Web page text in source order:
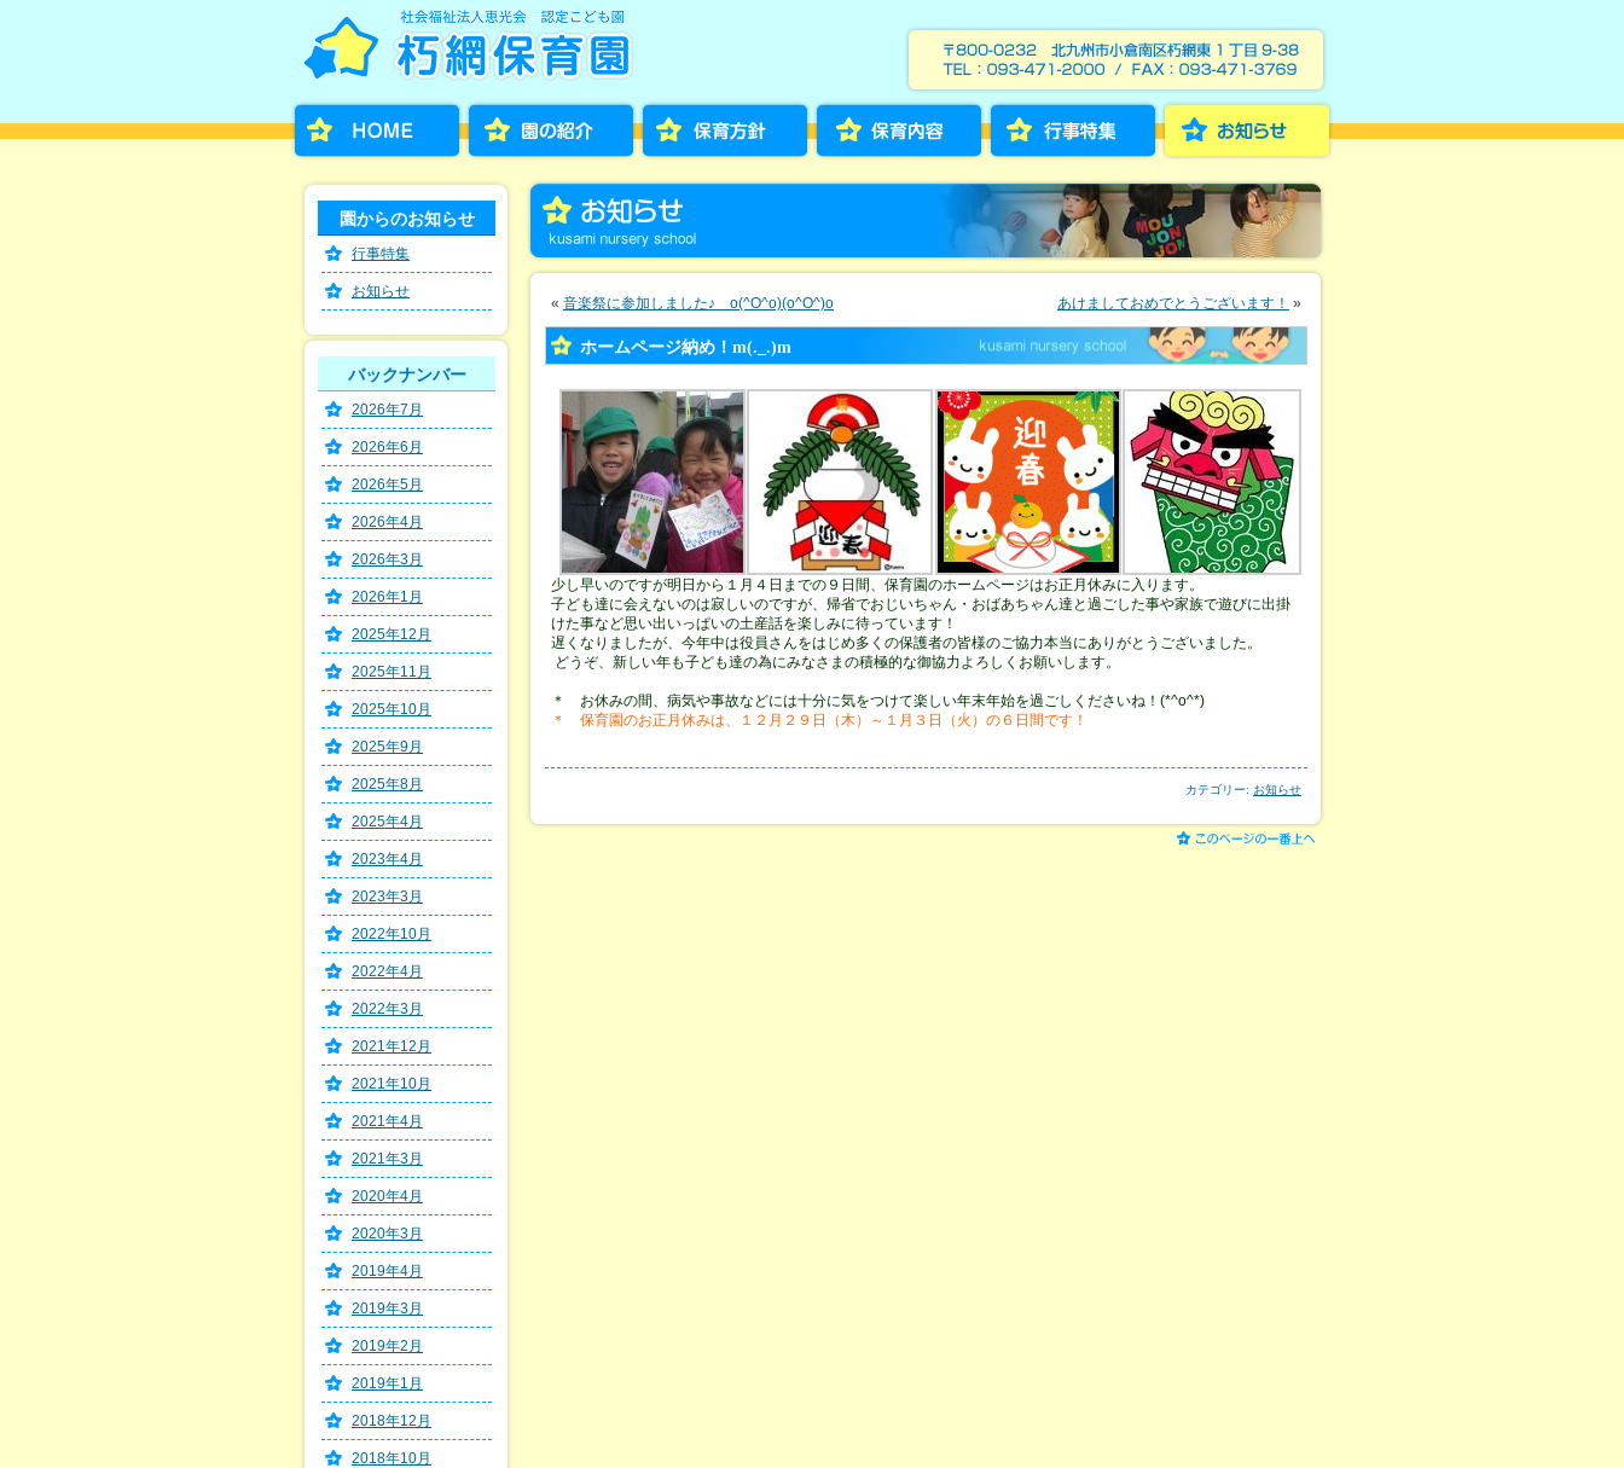
« 音楽祭に参加しました♪ o(^O^o)(o^O^)o あけましておめでとうございます！ »
ホームページ納め！m(._.)m
少し早いのですが明日から１月４日までの９日間、保育園のホームページはお正月休みに入ります。
子ども達に会えないのは寂しいのですが、帰省でおじいちゃん・おばあちゃん達と過ごした事や家族で遊びに出掛
けた事など思い出いっぱいの土産話を楽しみに待っています！
遅くなりましたが、今年中は役員さんをはじめ多くの保護者の皆様のご協力本当にありがとうございました。
どうぞ、新しい年も子ども達の為にみなさまの積極的な御協力よろしくお願いします。
＊ お休みの間、病気や事故などには十分に気をつけて楽しい年末年始を過ごしくださいね！(*^o^*)
＊ 保育園のお正月休みは、１２月２９日（木）～１月３日（火）の６日間です！
カテゴリー: お知らせ
園からのお知らせ
行事特集
お知らせ
バックナンバー
2026年7月
2026年6月
2026年5月
2026年4月
2026年3月
2026年1月
2025年12月
2025年11月
2025年10月
2025年9月
2025年8月
2025年4月
2023年4月
2023年3月
2022年10月
2022年4月
2022年3月
2021年12月
2021年10月
2021年4月
2021年3月
2020年4月
2020年3月
2019年4月
2019年3月
2019年2月
2019年1月
2018年12月
2018年10月